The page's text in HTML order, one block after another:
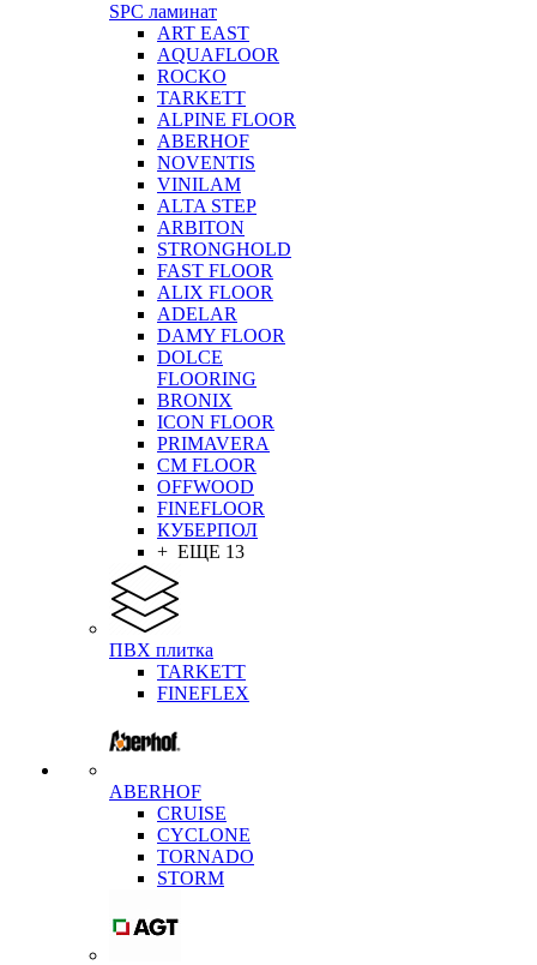
SPC ламинат
ART EAST
AQUAFLOOR
ROCKO
TARKETT
ALPINE FLOOR
ABERHOF
NOVENTIS
VINILAM
ALTA STEP
ARBITON
STRONGHOLD
FAST FLOOR
ALIX FLOOR
ADELAR
DAMY FLOOR
DOLCE
FLOORING
BRONIX
ICON FLOOR
PRIMAVERA
CM FLOOR
OFFWOOD
FINEFLOOR
КУБЕРПОЛ
+ ЕЩЕ 13
ПВХ плитка
TARKETT
FINEFLEX
ABERHOF
CRUISE
CYCLONE
TORNADO
STORM